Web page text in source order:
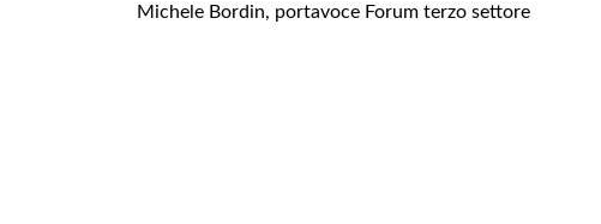
Michele Bordin, portavoce Forum terzo settore